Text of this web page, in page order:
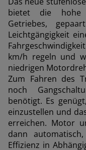
bietet die hohe
Getriebes,
Leichtgängigkeit
km/h regeln und
niedrigen
Zum Fahren des
noch
benötigt. Es
einzustellen und
erreichen. Motor
dann
Effizienz in